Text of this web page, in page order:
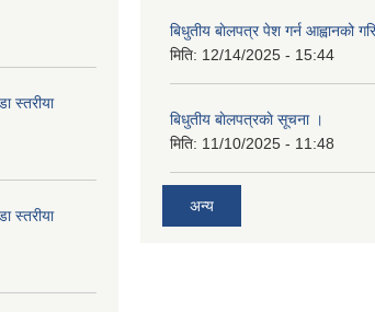
स्तरीया
स्तरीया
बिधुतीय बाेलपत्र पेश गर्न आह्वानको
मिति: 12/14/2025 - 15:44
बिधुतीय बाेलपत्रकाे सूचना ।
मिति: 11/10/2025 - 11:48
अन्य